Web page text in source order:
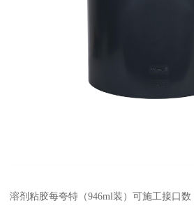
溶剂粘胶每夸特（946ml装）可施工接口数